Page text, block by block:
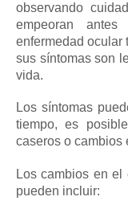
observando
empeoran
enfermedad ocular
sus síntomas son
vida.
Los síntomas
tiempo, es
caseros o cambios
Los cambios en
pueden incluir: